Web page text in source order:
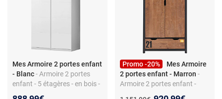
Mes Armoire 2 portes enfant
- Blanc- Armoire 2 portes
enfant - 5 étagères - en bois -
Promo -20%
Mes Armoire
2 portes enfant - Marron -
Armoire 2 portes enfant -